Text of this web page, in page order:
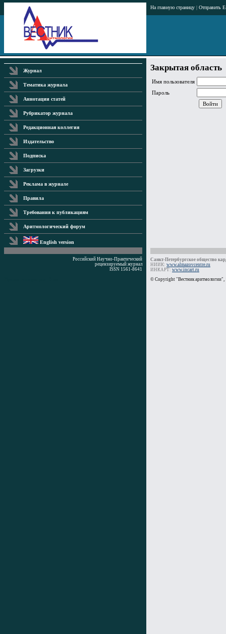
На главную страницу | Отправить
Журнал
Тематика журнала
Аннотации статей
Рубрикатор журнала
Редакционная коллегия
Издательство
Подписка
Загрузки
Реклама в журнале
Правила
Требования к публикациям
Аритмологический форум
English version
Закрытая область
Имя пользователя
Пароль
Российский Научно-Практический
рецензируемый журнал
ISSN 1561-8641
Санкт-Петербургское общество
НИИК: www.almazovcentre.ru
ИНКАРТ: www.incart.ru
© Copyright "Вестник аритмологии",